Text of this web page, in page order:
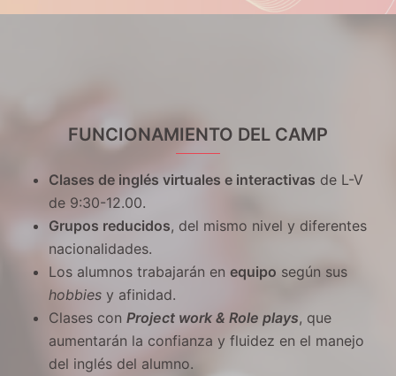
FUNCIONAMIENTO DEL CAMP
Clases de inglés virtuales e interactivas de L-V
de 9:30-12.00.
Grupos reducidos, del mismo nivel y diferentes
nacionalidades.
Los alumnos trabajarán en equipo según sus
hobbies y afinidad.
Clases con Project work & Role plays, que
aumentarán la confianza y fluidez en el manejo
del inglés del alumno.